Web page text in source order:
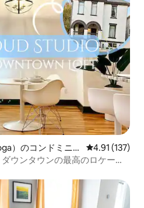
）のコンドミニア
レビュー137
4.91 (137)
ウンタウンの最高のロケーシ